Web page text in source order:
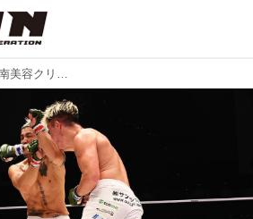
【試合結果】湘南美容クリニック presents RIZIN.39 第8試合／佐々木信治 vs. 宇佐美正パトリック